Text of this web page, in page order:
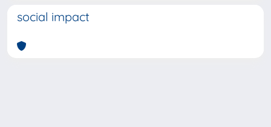
social impact